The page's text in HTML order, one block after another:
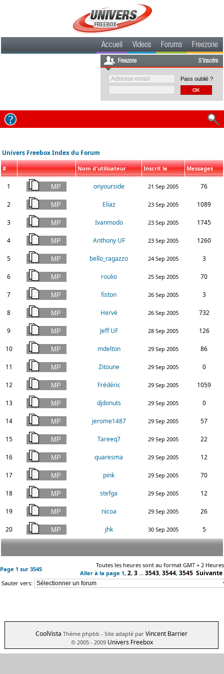
Accueil Videos Forums Freezone
Freezone S'inscrire
Pass oublié ?
Univers Freebox Index du Forum
# Nom d'utilisateur Inscrit le Messages
1 onyourside 21 Sep 2005 76
2 Eliaz 23 Sep 2005 1089
3 Ivanmodo 23 Sep 2005 1745
4 Anthony UF 23 Sep 2005 1260
5 bello_ragazzo 24 Sep 2005 3
6 roulio 25 Sep 2005 70
7 fiston 26 Sep 2005 3
8 Hervé 26 Sep 2005 732
9 Jeff UF 28 Sep 2005 126
10 mdelton 29 Sep 2005 86
11 Zitoune 29 Sep 2005 0
12 Frédéric 29 Sep 2005 1059
13 djdonuts 29 Sep 2005 0
14 jerome1487 29 Sep 2005 57
15 Tareeq7 29 Sep 2005 22
16 quaresma 29 Sep 2005 12
17 pink 29 Sep 2005 70
18 stefga 29 Sep 2005 12
19 nicoa 29 Sep 2005 26
20 jhk 30 Sep 2005 5
Page 1 sur 3545
Toutes les heures sont au format GMT + 2 Heures
Aller à la page 1, 2, 3 ... 3543, 3544, 3545 Suivante
Sauter vers:
CoolVista Thème phpbb - Site adapté par Vincent Barrier
© 2005 - 2009 Univers Freebox